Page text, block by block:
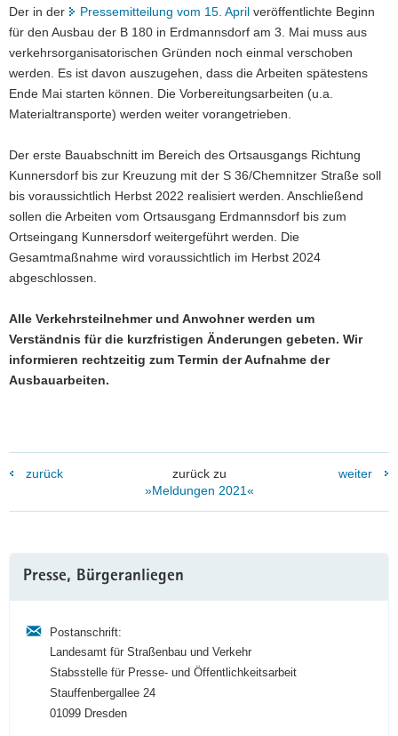
a
v
i
g
a
t
o
n
Der in der Pressemitteilung vom 15. April veröffentlichte Beginn
für den Ausbau der B 180 in Erdmannsdorf am 3. Mai muss aus
verkehrsorganisatorischen Gründen noch einmal verschoben
werden. Es ist davon auszugehen, dass die Arbeiten spätestens
Ende Mai starten können. Die Vorbereitungsarbeiten (u.a.
Materialtransporte) werden weiter vorangetrieben.
Der erste Bauabschnitt im Bereich des Ortsausgangs Richtung
Kunnersdorf bis zur Kreuzung mit der S 36/Chemnitzer Straße soll
bis voraussichtlich Herbst 2022 realisiert werden. Anschließend
sollen die Arbeiten vom Ortsausgang Erdmannsdorf bis zum
Ortseingang Kunnersdorf weitergeführt werden. Die
Gesamtmaßnahme wird voraussichtlich im Herbst 2024
abgeschlossen.
Alle Verkehrsteilnehmer und Anwohner werden um
Verständnis für die kurzfristigen Änderungen gebeten. Wir
informieren rechtzeitig zum Termin der Aufnahme der
Ausbauarbeiten.
zurück
zurück zu
»Meldungen 2021«
weiter
Information
Presse, Bürgeranliegen
Postanschrift:
Landesamt für Straßenbau und Verkehr
Stabsstelle für Presse- und Öffentlichkeitsarbeit
Stauffenbergallee 24
01099 Dresden